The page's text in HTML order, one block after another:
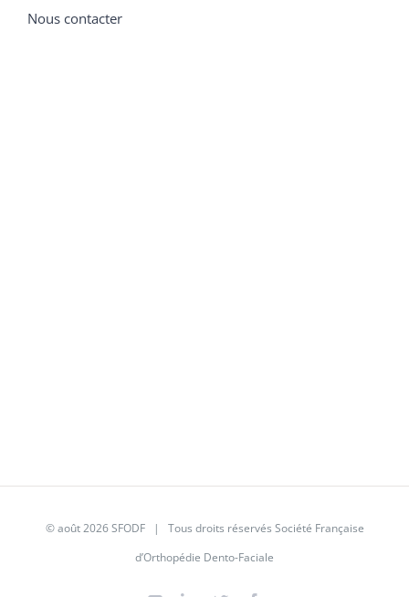
Nous contacter
© août 2026SFODF| Tous droits réservés Société Française
d’Orthopédie Dento-Faciale